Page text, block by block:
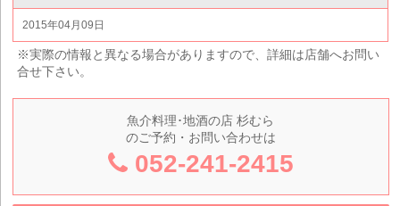
2015年04月09日
※実際の情報と異なる場合がありますので、詳細は店舗へお問い
合せ下さい。
魚介料理･地酒の店 杉むら
のご予約・お問い合わせは
052-241-2415